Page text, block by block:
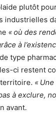
plutôt
industrielles
« où des
à
type
ci restent
«
à exclure,
avant.